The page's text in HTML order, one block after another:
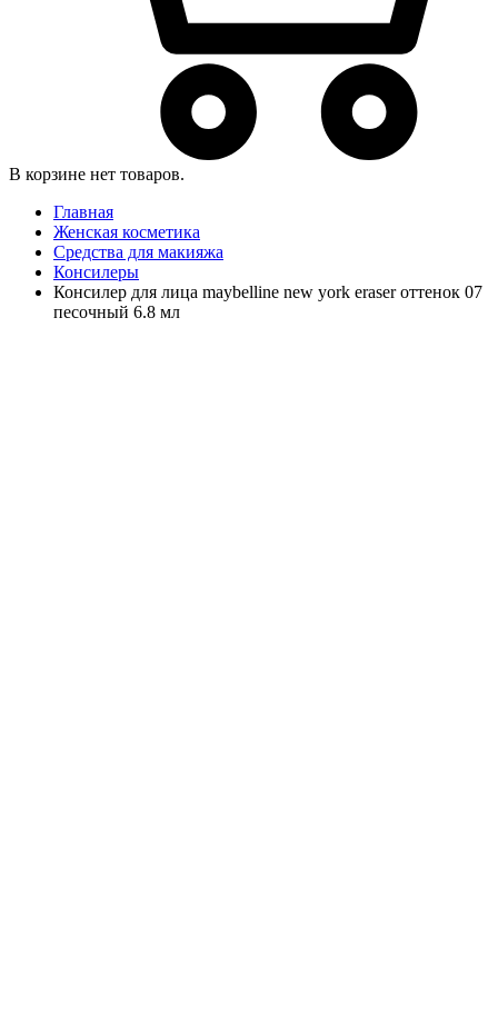
В корзине нет товаров.
Главная
Женская косметика
Средства для макияжа
Консилеры
Консилер для лица maybelline new york eraser оттенок 07
песочный 6.8 мл